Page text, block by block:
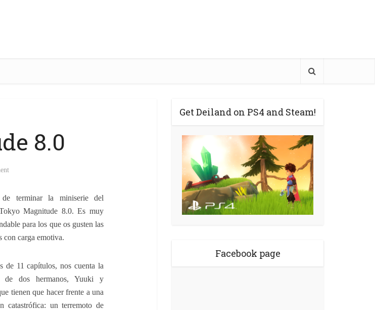
8.0
de terminar la miniserie del
Magnitude 8.0. Es muy
para los que os gusten las
con carga emotiva.
de 11 capítulos, nos cuenta la
de dos hermanos, Yuuki y
tienen que hacer frente a una
catastrófica: un terremoto de
Get Deiland on PS4 and Steam!
Facebook page